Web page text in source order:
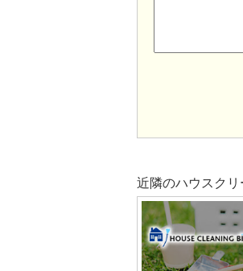
近隣のハウスク